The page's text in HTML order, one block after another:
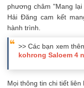
phương châm "Mang
Hải Đăng cam kết
hành trình.
>> Các bạn xem
kohrong Saloem 4
Mọi thông tin chi tiết liên